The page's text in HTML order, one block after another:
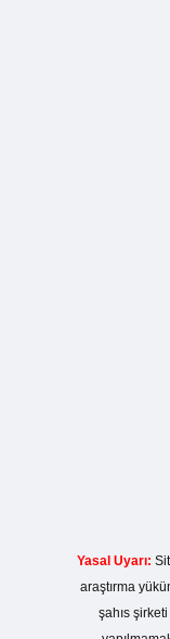
Yasal Uyarı:
araştırma
şahıs